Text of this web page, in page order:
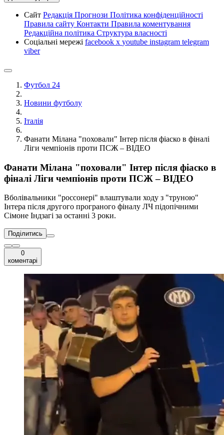
Сайт Редакція Прогнози Політика конфіденційності
Правила сайту Контакти Правила коментування
Редакційна політика Структура власності
Соціальні мережі facebook x youtube instagram telegram
viber
Футбол 24
Новини футболу
Італія
Фанати Мілана "поховали" Інтер після фіаско в фіналі
Ліги чемпіонів проти ПСЖ – ВІДЕО
Фанати Мілана "поховали" Інтер після фіаско в
фіналі Ліги чемпіонів проти ПСЖ – ВІДЕО
Вболівальники "россонері" влаштували ходу з "труною"
Інтера після другого програного фіналу ЛЧ підопічними
Сімоне Індзагі за останні 3 роки.
Поділитись
0
коментарі